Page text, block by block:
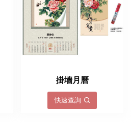
掛墻月曆
快速查詢